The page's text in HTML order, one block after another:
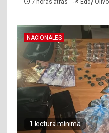
7 horas atrás Eddy Olivo
NACIONALES
1 lectura mínima